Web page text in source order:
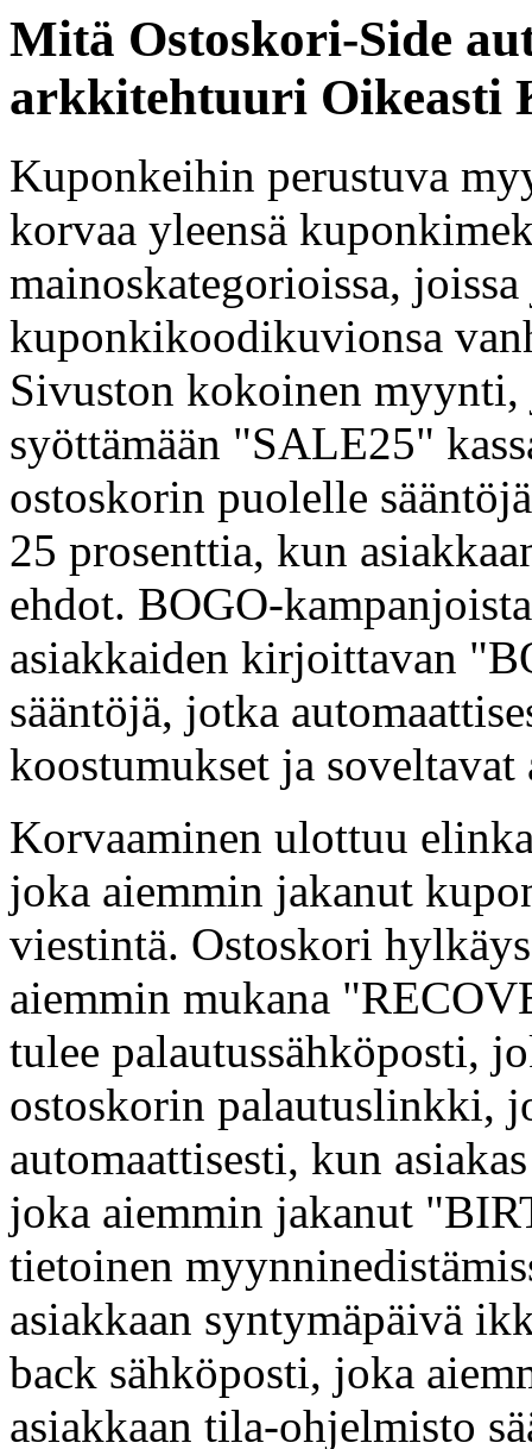
Mitä Ostoskori-Side
arkkitehtuuri Oikeasti
Kuponkeihin perustuva
korvaa yleensä
mainoskategorioissa,
kuponkikoodikuvionsa
Sivuston kokoinen
syöttämään "SALE25"
ostoskorin puolelle
25 prosenttia, kun
ehdot. BOGO-
asiakkaiden kirjoittavan
sääntöjä, jotka
koostumukset ja soveltavat
Korvaaminen ulottuu
joka aiemmin jakanut
viestintä. Ostoskori
aiemmin mukana
tulee palautussähköposti,
ostoskorin palautuslinkki,
automaattisesti, kun
joka aiemmin jakanut
tietoinen
asiakkaan syntymäpäivä
back sähköposti, joka
asiakkaan tila-ohjelmisto